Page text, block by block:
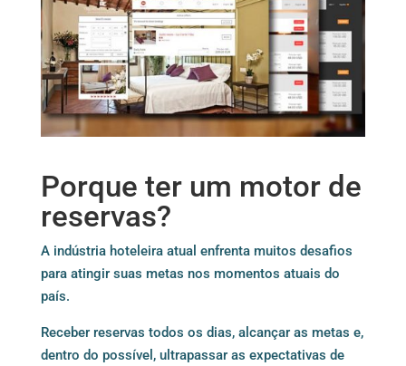
Porque ter um motor de
reservas?
A indústria hoteleira atual enfrenta muitos desafios
para atingir suas metas nos momentos atuais do
país.
Receber reservas todos os dias, alcançar as metas e,
dentro do possível, ultrapassar as expectativas de